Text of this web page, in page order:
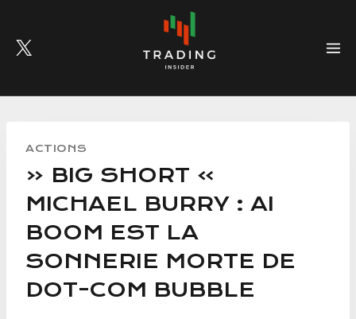
content
ACTIONS
« BIG SHORT »
MICHAEL BURRY : AI
BOOM EST LA
SONNERIE MORTE DE
DOT-COM BUBBLE